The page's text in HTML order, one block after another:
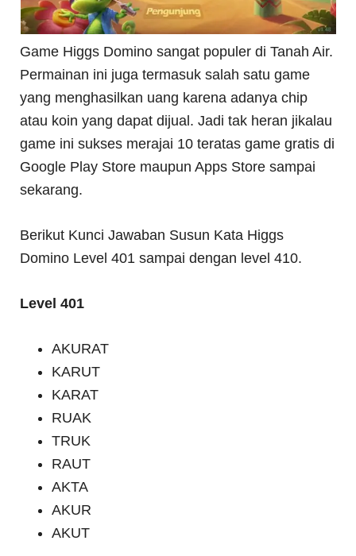
Game Higgs Domino sangat populer di Tanah Air.
Permainan ini juga termasuk salah satu game
yang menghasilkan uang karena adanya chip
atau koin yang dapat dijual. Jadi tak heran jikalau
game ini sukses merajai 10 teratas game gratis di
Google Play Store maupun Apps Store sampai
sekarang.
Berikut Kunci Jawaban Susun Kata Higgs
Domino Level 401 sampai dengan level 410.
Level 401
AKURAT
KARUT
KARAT
RUAK
TRUK
RAUT
AKTA
AKUR
AKUT